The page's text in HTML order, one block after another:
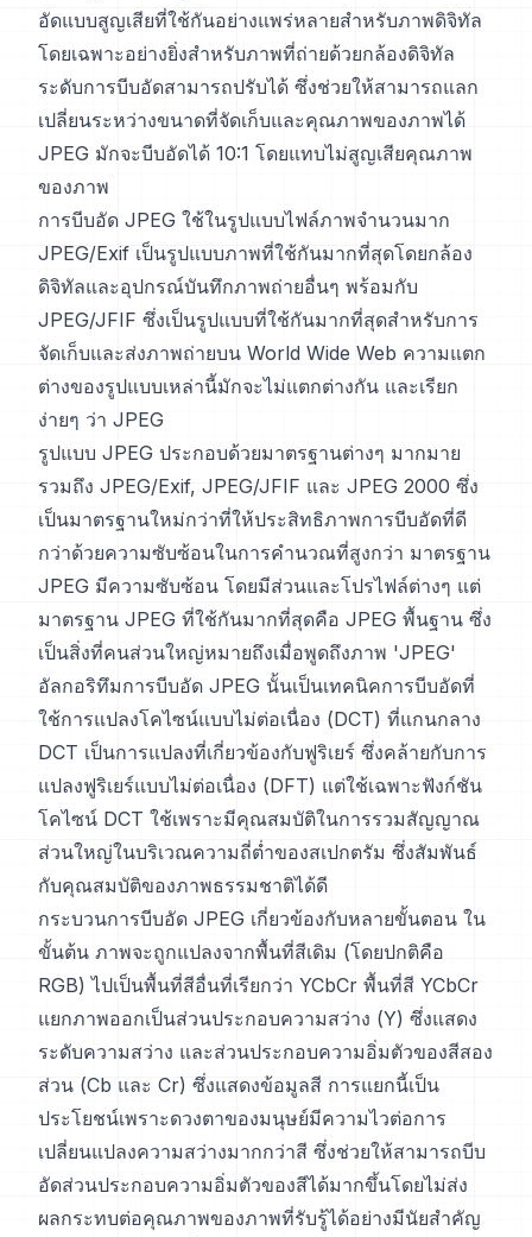
อัดแบบสูญเสียที่ใช้กันอย่างแพร่หลายสำหรับภาพดิจิทัล
โดยเฉพาะอย่างยิ่งสำหรับภาพที่ถ่ายด้วยกล้องดิจิทัล
ระดับการบีบอัดสามารถปรับได้ ซึ่งช่วยให้สามารถแลก
เปลี่ยนระหว่างขนาดที่จัดเก็บและคุณภาพของภาพได้
JPEG มักจะบีบอัดได้ 10:1 โดยแทบไม่สูญเสียคุณภาพ
ของภาพ
การบีบอัด JPEG ใช้ในรูปแบบไฟล์ภาพจำนวนมาก
JPEG/Exif เป็นรูปแบบภาพที่ใช้กันมากที่สุดโดยกล้อง
ดิจิทัลและอุปกรณ์บันทึกภาพถ่ายอื่นๆ พร้อมกับ
JPEG/JFIF ซึ่งเป็นรูปแบบที่ใช้กันมากที่สุดสำหรับการ
จัดเก็บและส่งภาพถ่ายบน World Wide Web ความแตก
ต่างของรูปแบบเหล่านี้มักจะไม่แตกต่างกัน และเรียก
ง่ายๆ ว่า JPEG
รูปแบบ JPEG ประกอบด้วยมาตรฐานต่างๆ มากมาย
รวมถึง JPEG/Exif, JPEG/JFIF และ JPEG 2000 ซึ่ง
เป็นมาตรฐานใหม่กว่าที่ให้ประสิทธิภาพการบีบอัดที่ดี
กว่าด้วยความซับซ้อนในการคำนวณที่สูงกว่า มาตรฐาน
JPEG มีความซับซ้อน โดยมีส่วนและโปรไฟล์ต่างๆ แต่
มาตรฐาน JPEG ที่ใช้กันมากที่สุดคือ JPEG พื้นฐาน ซึ่ง
เป็นสิ่งที่คนส่วนใหญ่หมายถึงเมื่อพูดถึงภาพ 'JPEG'
อัลกอริทึมการบีบอัด JPEG นั้นเป็นเทคนิคการบีบอัดที่
ใช้การแปลงโคไซน์แบบไม่ต่อเนื่อง (DCT) ที่แกนกลาง
DCT เป็นการแปลงที่เกี่ยวข้องกับฟูริเยร์ ซึ่งคล้ายกับการ
แปลงฟูริเยร์แบบไม่ต่อเนื่อง (DFT) แต่ใช้เฉพาะฟังก์ชัน
โคไซน์ DCT ใช้เพราะมีคุณสมบัติในการรวมสัญญาณ
ส่วนใหญ่ในบริเวณความถี่ต่ำของสเปกตรัม ซึ่งสัมพันธ์
กับคุณสมบัติของภาพธรรมชาติได้ดี
กระบวนการบีบอัด JPEG เกี่ยวข้องกับหลายขั้นตอน ใน
ขั้นต้น ภาพจะถูกแปลงจากพื้นที่สีเดิม (โดยปกติคือ
RGB) ไปเป็นพื้นที่สีอื่นที่เรียกว่า YCbCr พื้นที่สี YCbCr
แยกภาพออกเป็นส่วนประกอบความสว่าง (Y) ซึ่งแสดง
ระดับความสว่าง และส่วนประกอบความอิ่มตัวของสีสอง
ส่วน (Cb และ Cr) ซึ่งแสดงข้อมูลสี การแยกนี้เป็น
ประโยชน์เพราะดวงตาของมนุษย์มีความไวต่อการ
เปลี่ยนแปลงความสว่างมากกว่าสี ซึ่งช่วยให้สามารถบีบ
อัดส่วนประกอบความอิ่มตัวของสีได้มากขึ้นโดยไม่ส่ง
ผลกระทบต่อคุณภาพของภาพที่รับรู้ได้อย่างมีนัยสำคัญ